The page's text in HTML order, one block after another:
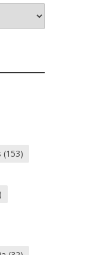
(153)